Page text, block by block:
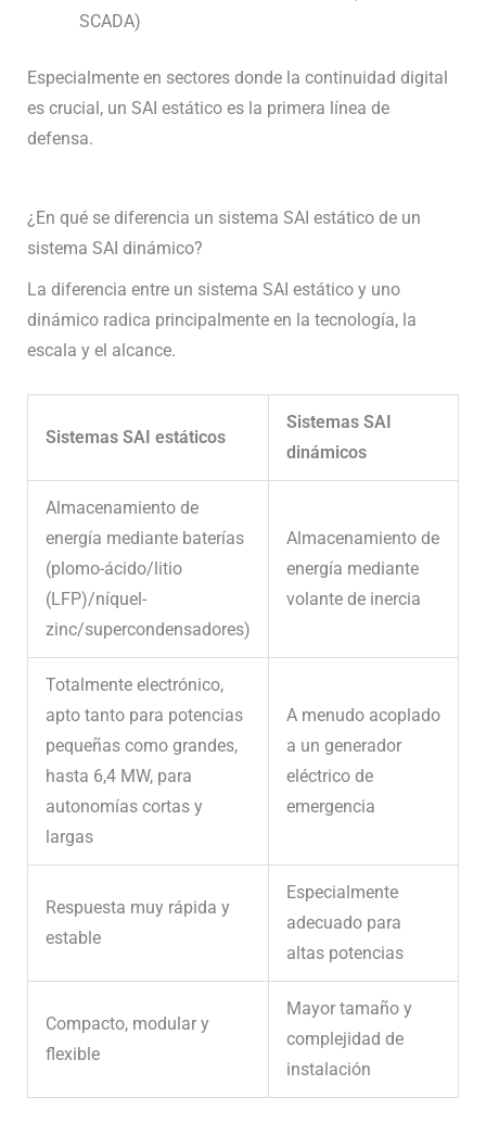
SCADA)
Especialmente en sectores donde la continuidad digital
es crucial, un SAI estático es la primera línea de
defensa.
¿En qué se diferencia un sistema SAI estático de un
sistema SAI dinámico?
La diferencia entre un sistema SAI estático y uno
dinámico radica principalmente en la tecnología, la
escala y el alcance.
Sistemas SAI estáticos
Sistemas SAI
dinámicos
Almacenamiento de
energía mediante baterías
(plomo-ácido/litio
(LFP)/níquel-
zinc/supercondensadores)
Almacenamiento de
energía mediante
volante de inercia
Totalmente electrónico,
apto tanto para potencias
pequeñas como grandes,
hasta 6,4 MW, para
autonomías cortas y
largas
A menudo acoplado
a un generador
eléctrico de
emergencia
Respuesta muy rápida y
estable
Especialmente
adecuado para
altas potencias
Compacto, modular y
flexible
Mayor tamaño y
complejidad de
instalación